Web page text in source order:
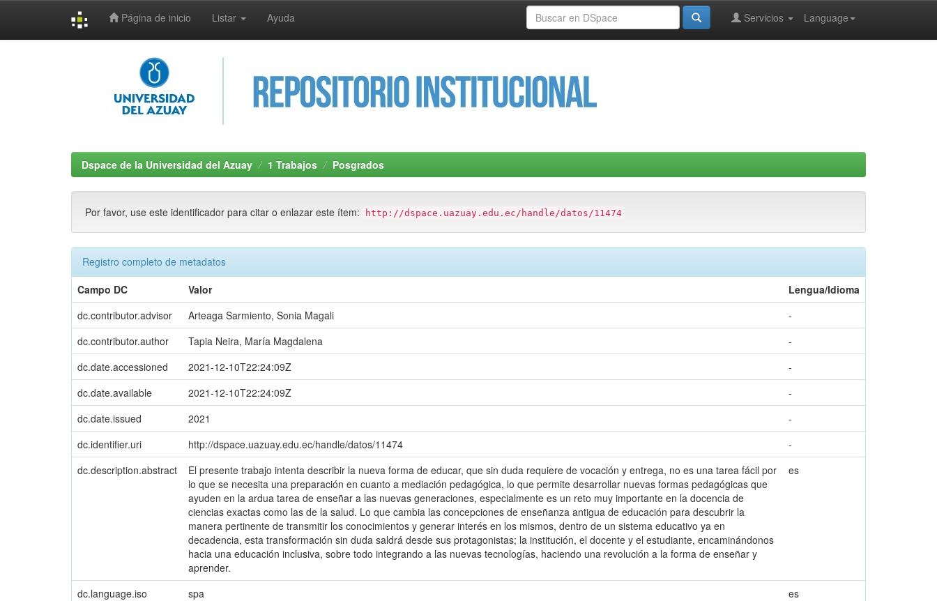
Página de inicio Listar Ayuda Language
Servicios
Dspace de la Universidad del Azuay 1 Trabajos Posgrados
Por favor, use este identificador para citar o enlazar este ítem: http://dspace.uazuay.edu.ec/handle/datos/11474
Registro completo de metadatos
Campo DC
Valor
Lengua/Idioma
dc.contributor.advisor
Arteaga Sarmiento, Sonia Magali
-
dc.contributor.author
Tapia Neira, María Magdalena
-
dc.date.accessioned
2021-12-10T22:24:09Z
-
dc.date.available
2021-12-10T22:24:09Z
-
dc.date.issued
2021
-
dc.identifier.uri
http://dspace.uazuay.edu.ec/handle/datos/11474
-
dc.description.abstract
El presente trabajo intenta describir la nueva forma de educar, que sin duda requiere de vocación y entrega, no es una tarea fácil por
lo que se necesita una preparación en cuanto a mediación pedagógica, lo que permite desarrollar nuevas formas pedagógicas que
ayuden en la ardua tarea de enseñar a las nuevas generaciones, especialmente es un reto muy importante en la docencia de
ciencias exactas como las de la salud. Lo que cambia las concepciones de enseñanza antigua de educación para descubrir la
manera pertinente de transmitir los conocimientos y generar interés en los mismos, dentro de un sistema educativo ya en
decadencia, esta transformación sin duda saldrá desde sus protagonistas; la institución, el docente y el estudiante, encaminándonos
hacia una educación inclusiva, sobre todo integrando a las nuevas tecnologías, haciendo una revolución a la forma de enseñar y
aprender.
es
dc.language.iso spa
es